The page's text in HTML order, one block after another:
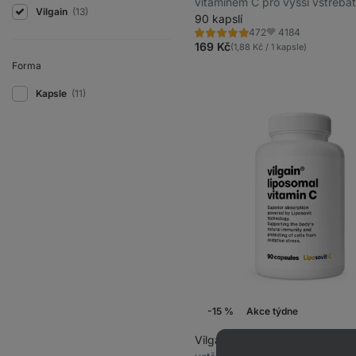
Vilgain (13)
Forma
Kapsle (11)
doplněk stravy
90 kapslí
472
Hodnocení
4.9/5,
Oblíbené
4184
169 Kč(1,88 Kč / 1 kapsle)
-15 % Akce týdne
Vilgain Lipozomální vitamin C